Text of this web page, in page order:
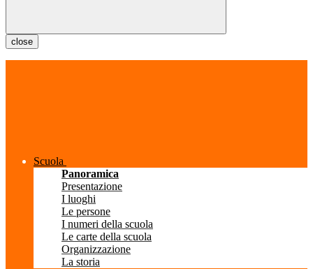
close
Scuola
Panoramica
Presentazione
I luoghi
Le persone
I numeri della scuola
Le carte della scuola
Organizzazione
La storia